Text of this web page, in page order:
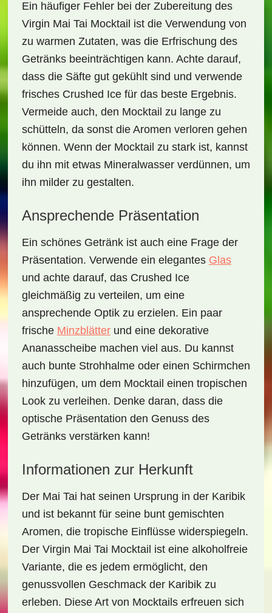
Ein häufiger Fehler bei der Zubereitung des
Virgin Mai Tai Mocktail ist die Verwendung von
zu warmen Zutaten, was die Erfrischung des
Getränks beeinträchtigen kann. Achte darauf,
dass die Säfte gut gekühlt sind und verwende
frisches Crushed Icefür das beste Ergebnis.
Vermeide auch, den Mocktail zu lange zu
schütteln, da sonst die Aromen verloren gehen
können. Wenn der Mocktail zu stark ist, kannst
du ihn mit etwas Mineralwasser verdünnen, um
ihn milder zu gestalten.
Ansprechende Präsentation
Ein schönes Getränk ist auch eine Frage der
Präsentation. Verwende ein elegantes Glas
und achte darauf, das Crushed Ice
gleichmäßig zu verteilen, um eine
ansprechende Optik zu erzielen. Ein paar
frische Minzblätterund eine dekorative
Ananasscheibemachen viel aus. Du kannst
auch bunte Strohhalme oder einen Schirmchen
hinzufügen, um dem Mocktail einen tropischen
Look zu verleihen. Denke daran, dass die
optische Präsentation den Genuss des
Getränks verstärken kann!
Informationen zur Herkunft
Der Mai Tai hat seinen Ursprung in der Karibik
und ist bekannt für seine bunt gemischten
Aromen, die tropische Einflüsse widerspiegeln.
Der Virgin Mai Tai Mocktail ist eine alkoholfreie
Variante, die es jedem ermöglicht, den
genussvollen Geschmack der Karibik zu
erleben. Diese Art von Mocktails erfreuen sich